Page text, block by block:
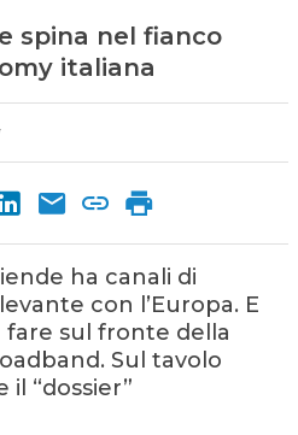
spina nel fianco
italiana
ha canali di
con l’Europa. E
fare sul fronte della
Sul tavolo
“dossier”